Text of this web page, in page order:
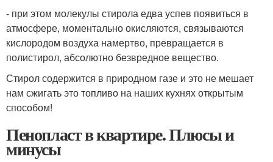
- при этом молекулы стирола едва успев появиться в
атмосфере, моментально окисляются, связываются
кислородом воздуха намертво, превращается в
полистирол, абсолютно безвредное вещество.
Стирол содержится в природном газе и это не мешает
нам сжигать это топливо на наших кухнях открытым
способом!
Пенопласт в квартире. Плюсы и
минусы